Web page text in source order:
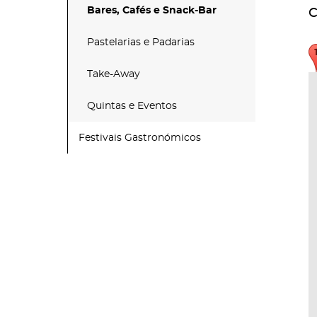
Bares, Cafés e Snack-Bar
Pastelarias e Padarias
Take-Away
Quintas e Eventos
Festivais Gastronómicos